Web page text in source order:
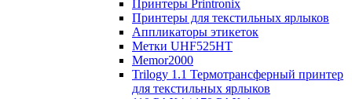
Принтеры Printronix
Принтеры для текстильных ярлыков
Аппликаторы этикеток
Метки UHF525HT
Memor2000
Trilogy 1.1 Термотрансферный принтер
для текстильных ярлыков